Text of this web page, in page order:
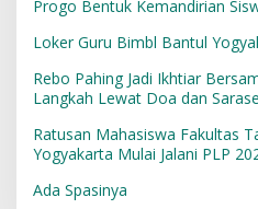
Progo Bentuk Kemandirian
Loker Guru Bimbl Bantul
Rebo Pahing Jadi Ikhtiar
Langkah Lewat Doa dan
Ratusan Mahasiswa Fakultas
Yogyakarta Mulai Jalani PLP
Ada Spasinya